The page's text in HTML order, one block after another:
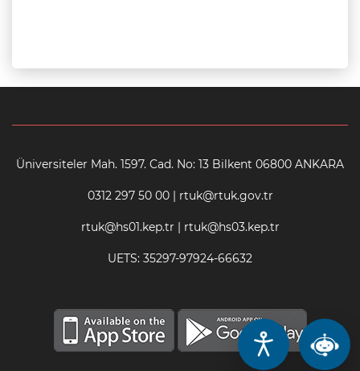
Üniversiteler Mah. 1597. Cad. No: 13 Bilkent 06800 ANKARA
0312 297 50 00 | rtuk@rtuk.gov.tr
rtuk@hs01.kep.tr | rtuk@hs03.kep.tr
UETS: 35297-97924-66632